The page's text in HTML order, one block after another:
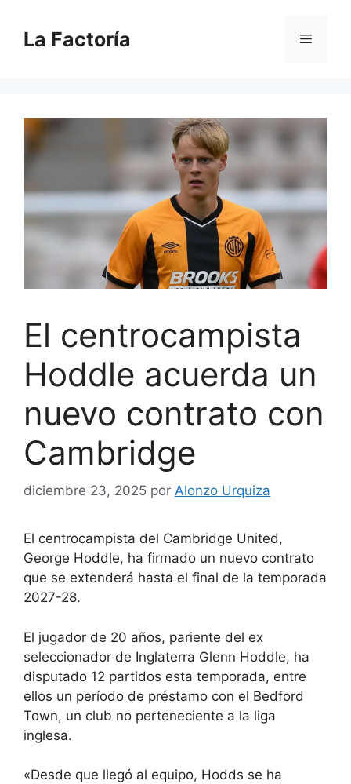
contenido
La Factoría Menú
El centrocampista
Hoddle acuerda un
nuevo contrato con
Cambridge
diciembre 23, 2025 por Alonzo Urquiza
El centrocampista del Cambridge United,
George Hoddle, ha firmado un nuevo contrato
que se extenderá hasta el final de la temporada
2027-28.
El jugador de 20 años, pariente del ex
seleccionador de Inglaterra Glenn Hoddle, ha
disputado 12 partidos esta temporada, entre
ellos un período de préstamo con el Bedford
Town, un club no perteneciente a la liga
inglesa.
«Desde que llegó al equipo, Hodds se ha